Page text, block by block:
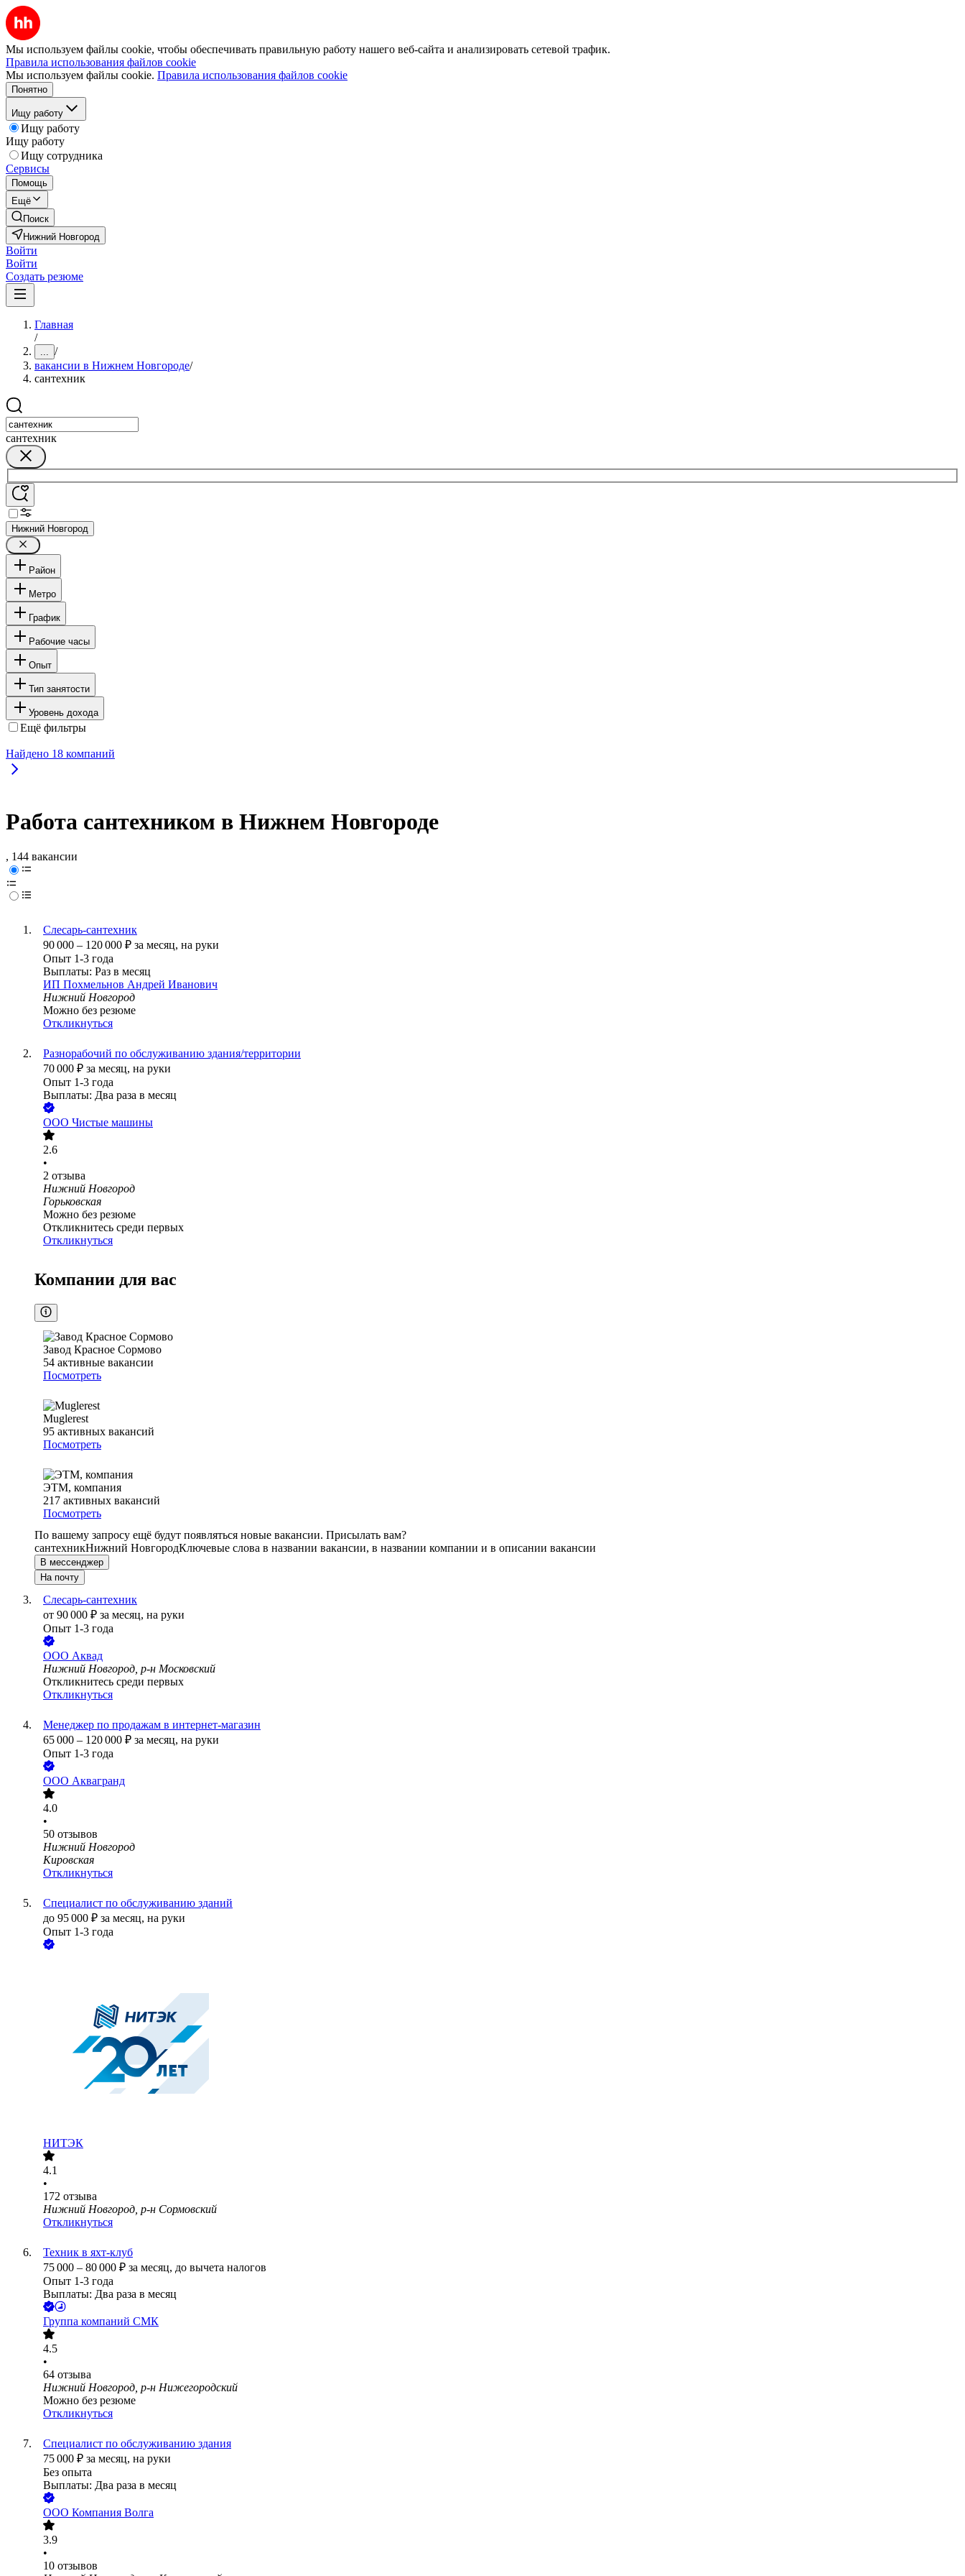
Мы используем файлы cookie, чтобы обеспечивать правильную работу нашего веб-сайта и анализировать сетевой трафик.
Правила использования файлов cookie
Мы используем файлы cookie. Правила использования файлов cookie
Понятно
Ищу работу
Ищу работу
Ищу работу
Ищу сотрудника
Сервисы
Помощь
Ещё
Поиск
Нижний Новгород
Войти
Войти
Создать резюме
Главная
/
... /
вакансии в Нижнем Новгороде/
сантехник
сантехник
Нижний Новгород
Район
Метро
График
Рабочие часы
Опыт
Тип занятости
Уровень дохода
Ещё фильтры
Найдено 18 компаний
Работа сантехником в Нижнем Новгороде
, 144 вакансии
Слесарь-сантехник
90 000 – 120 000 ₽ за месяц, на руки
Опыт 1-3 года
Выплаты: Раз в месяц
ИП Похмельнов Андрей Иванович
Нижний Новгород
Можно без резюме
Откликнуться
Разнорабочий по обслуживанию здания/территории
70 000 ₽ за месяц, на руки
Опыт 1-3 года
Выплаты: Два раза в месяц
ООО Чистые машины
2.6
•
2 отзыва
Нижний Новгород
Горьковская
Можно без резюме
Откликнитесь среди первых
Откликнуться
Компании для вас
Завод Красное Сормово
54 активные вакансии
Посмотреть
Muglerest
95 активных вакансий
Посмотреть
ЭТМ, компания
217 активных вакансий
Посмотреть
По вашему запросу ещё будут появляться новые вакансии. Присылать вам?
сантехникНижний НовгородКлючевые слова в названии вакансии, в названии компании и в описании вакансии
В мессенджер
На почту
Слесарь-сантехник
от 90 000 ₽ за месяц, на руки
Опыт 1-3 года
ООО Аквад
Нижний Новгород, р-н Московский
Откликнитесь среди первых
Откликнуться
Менеджер по продажам в интернет-магазин
65 000 – 120 000 ₽ за месяц, на руки
Опыт 1-3 года
ООО Аквагранд
4.0
•
50 отзывов
Нижний Новгород
Кировская
Откликнуться
Специалист по обслуживанию зданий
до 95 000 ₽ за месяц, на руки
Опыт 1-3 года
НИТЭК
4.1
•
172 отзыва
Нижний Новгород, р-н Сормовский
Откликнуться
Техник в яхт-клуб
75 000 – 80 000 ₽ за месяц, до вычета налогов
Опыт 1-3 года
Выплаты: Два раза в месяц
Группа компаний СМК
4.5
•
64 отзыва
Нижний Новгород, р-н Нижегородский
Можно без резюме
Откликнуться
Специалист по обслуживанию здания
75 000 ₽ за месяц, на руки
Без опыта
Выплаты: Два раза в месяц
ООО Компания Волга
3.9
•
10 отзывов